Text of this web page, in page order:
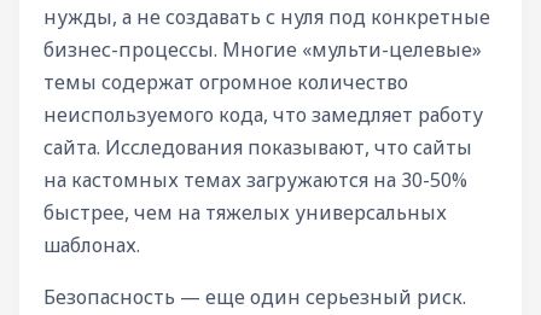
нужды, а не создавать с нуля под конкретные
бизнес-процессы. Многие «мульти-целевые»
темы содержат огромное количество
неиспользуемого кода, что замедляет работу
сайта. Исследования показывают, что сайты
на кастомных темах загружаются на 30-50%
быстрее, чем на тяжелых универсальных
шаблонах.
Безопасность — еще один серьезный риск.